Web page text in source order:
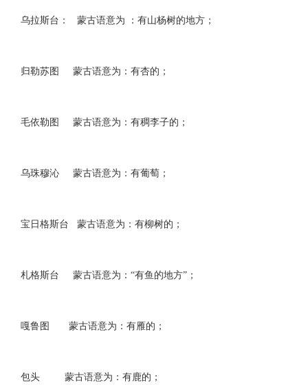
乌拉斯台： 蒙古语意为 ：有山杨树的地方；
归勒苏图 蒙古语意为：有杏的；
毛依勒图 蒙古语意为：有稠李子的；
乌珠穆沁 蒙古语意为：有葡萄；
宝日格斯台 蒙古语意为：有柳树的；
札格斯台 蒙古语意为：“有鱼的地方”；
嘎鲁图 蒙古语意为：有雁的；
包头 蒙古语意为：有鹿的；